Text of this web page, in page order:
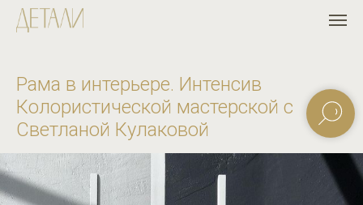
Рама в интерьере. Интенсив
Колористической мастерской с
Светланой Кулаковой